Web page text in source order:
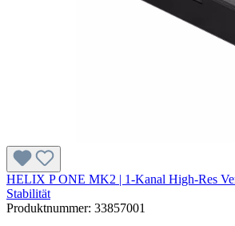
HELIX P ONE MK2 | 1-Kanal High-Res
Stabilität
Produktnummer: 33857001